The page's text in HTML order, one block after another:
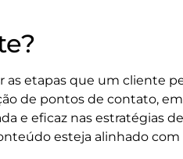
etapas que um cliente
de pontos de contato,
e eficaz nas estratégias
esteja alinhado